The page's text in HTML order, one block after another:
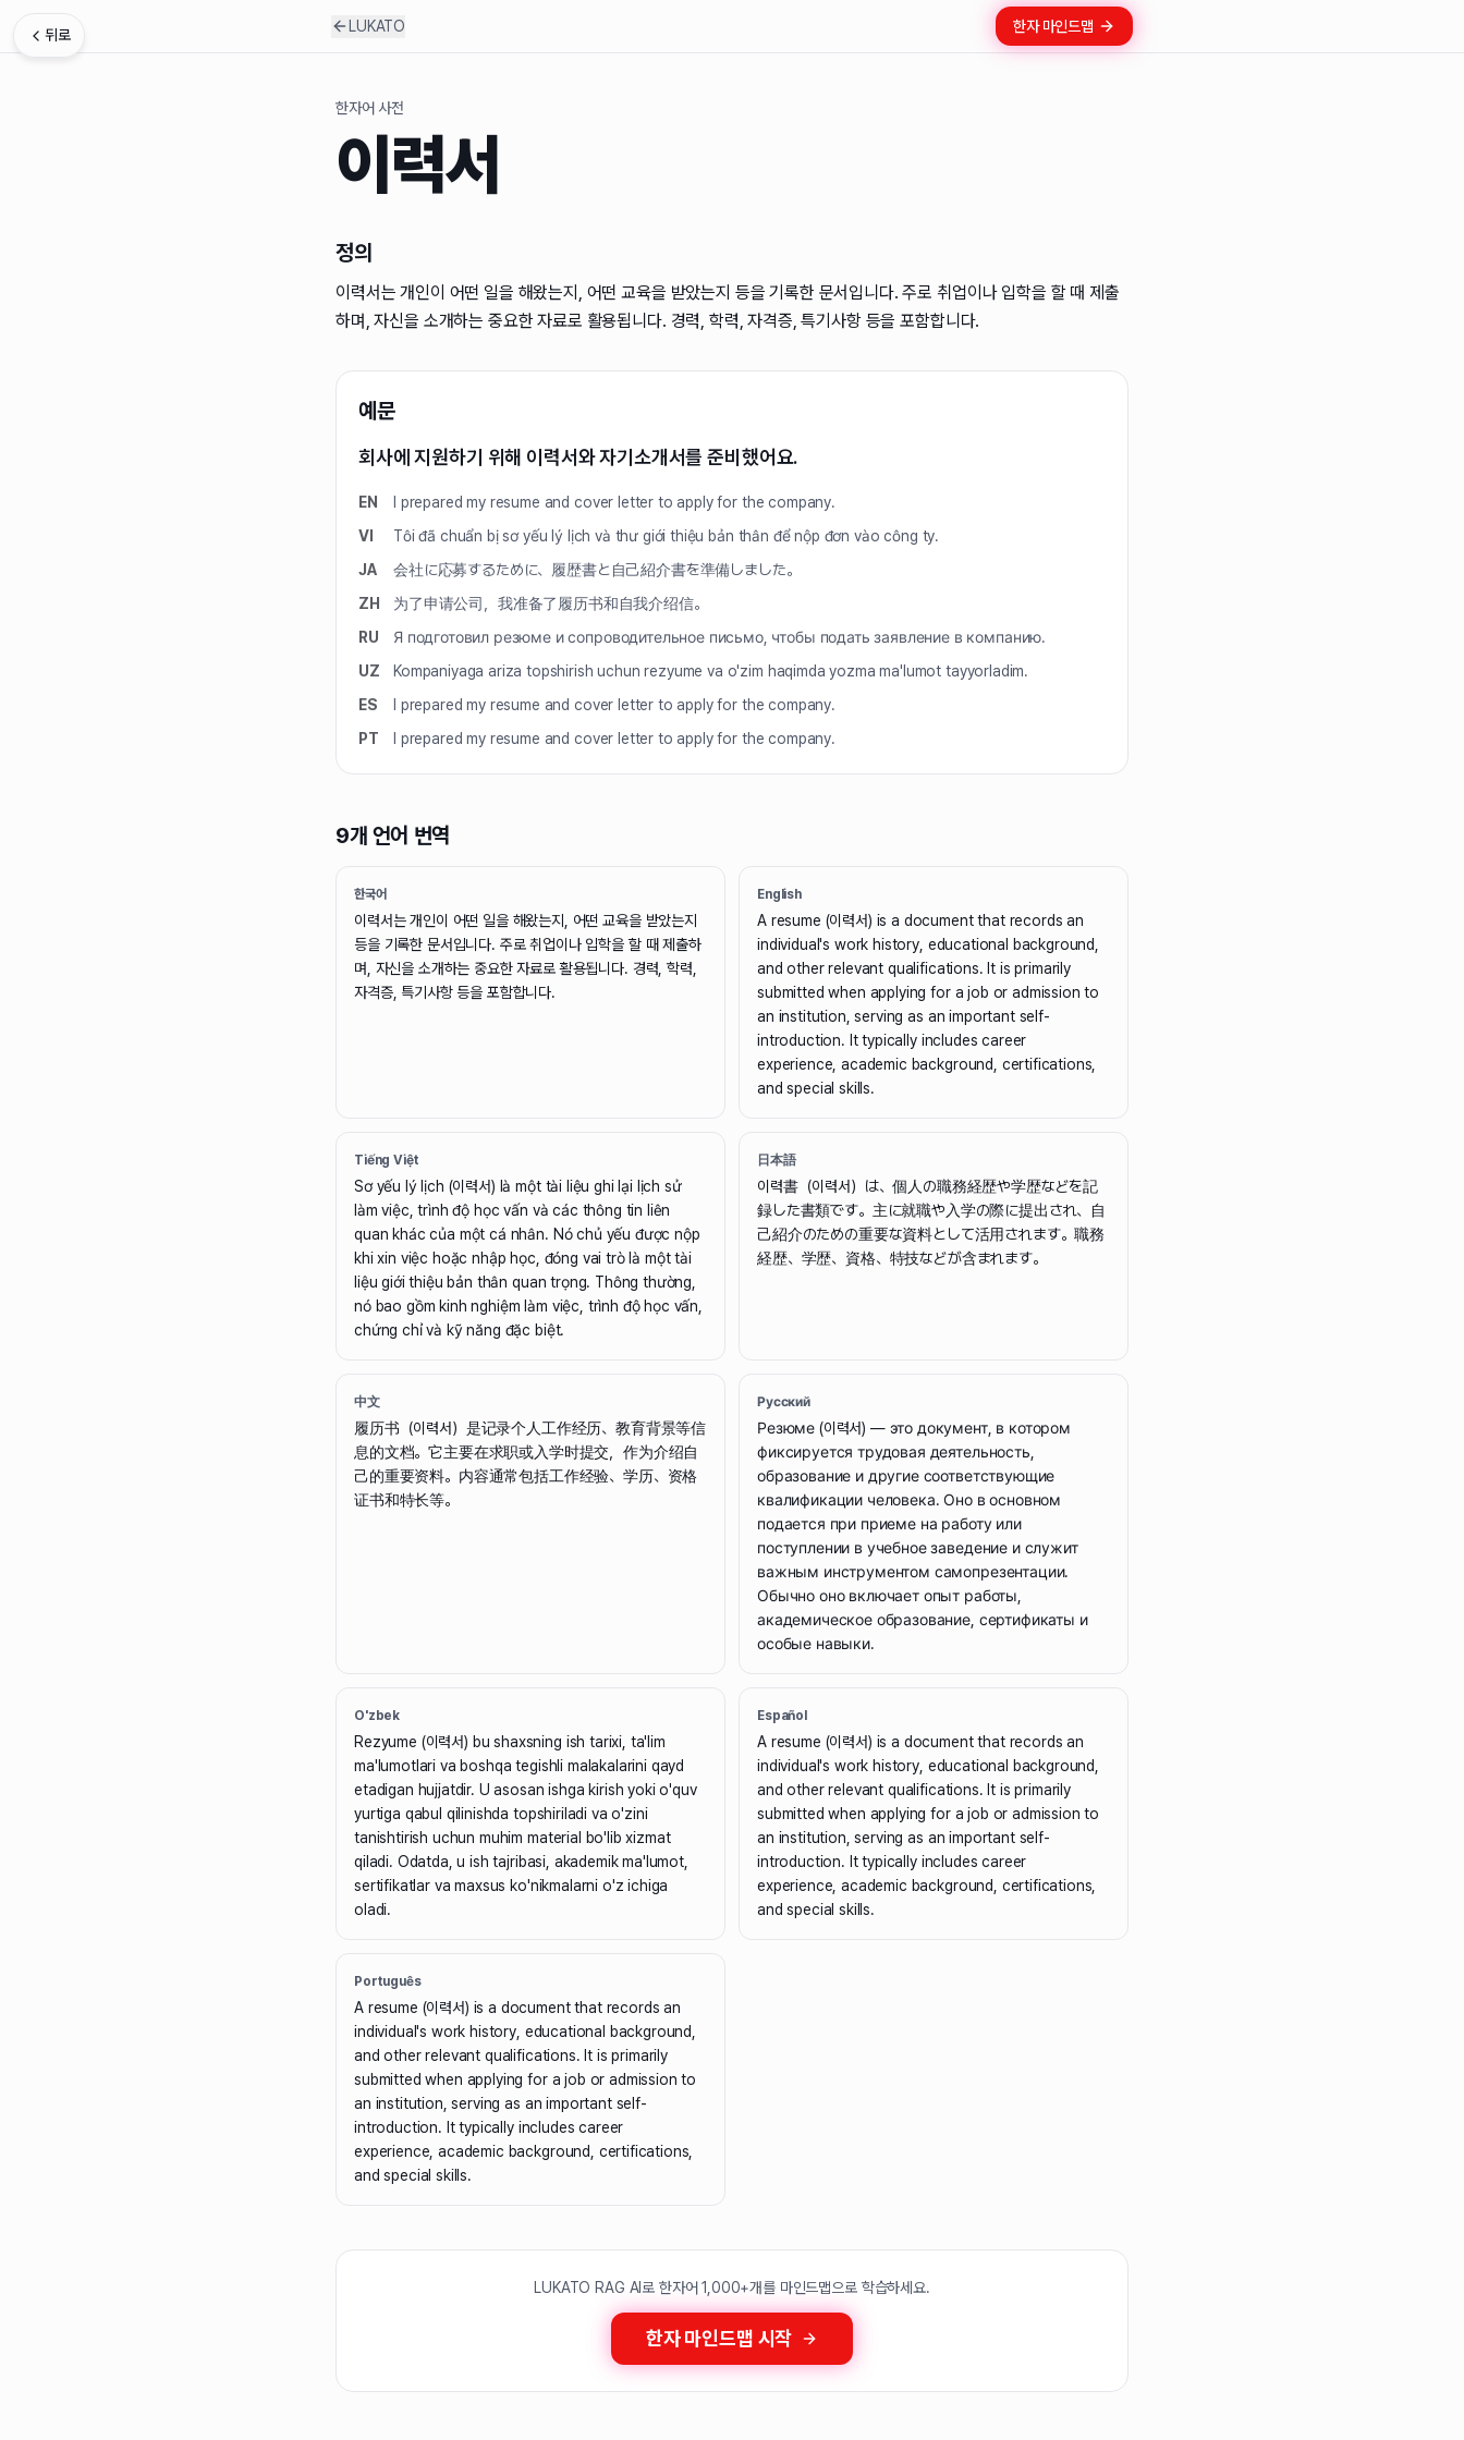
뒤로
LUKATO 한자 마인드맵
한자어 사전
이력서
정의
이력서는 개인이 어떤 일을 해왔는지, 어떤 교육을 받았는지 등을 기록한 문서입니다. 주로 취업이나 입학을 할 때 제출
하며, 자신을 소개하는 중요한 자료로 활용됩니다. 경력, 학력, 자격증, 특기사항 등을 포함합니다.
예문
회사에 지원하기 위해 이력서와 자기소개서를 준비했어요.
EN
I prepared my resume and cover letter to apply for the company.
VI
Tôi đã chuẩn bị sơ yếu lý lịch và thư giới thiệu bản thân để nộp đơn vào công ty.
JA
会社に応募するために、履歴書と自己紹介書を準備しました。
ZH
为了申请公司，我准备了履历书和自我介绍信。
RU
Я подготовил резюме и сопроводительное письмо, чтобы подать заявление в компанию.
UZ
Kompaniyaga ariza topshirish uchun rezyume va o'zim haqimda yozma ma'lumot tayyorladim.
ES
I prepared my resume and cover letter to apply for the company.
PT
I prepared my resume and cover letter to apply for the company.
9개 언어 번역
한국어
이력서는 개인이 어떤 일을 해왔는지, 어떤 교육을 받았는지
등을 기록한 문서입니다. 주로 취업이나 입학을 할 때 제출하
며, 자신을 소개하는 중요한 자료로 활용됩니다. 경력, 학력,
자격증, 특기사항 등을 포함합니다.
English
A resume (이력서) is a document that records an
individual's work history, educational background,
and other relevant qualifications. It is primarily
submitted when applying for a job or admission to
an institution, serving as an important self-
introduction. It typically includes career
experience, academic background, certifications,
and special skills.
Tiếng Việt
Sơ yếu lý lịch (이력서) là một tài liệu ghi lại lịch sử
làm việc, trình độ học vấn và các thông tin liên
quan khác của một cá nhân. Nó chủ yếu được nộp
khi xin việc hoặc nhập học, đóng vai trò là một tài
liệu giới thiệu bản thân quan trọng. Thông thường,
nó bao gồm kinh nghiệm làm việc, trình độ học vấn,
chứng chỉ và kỹ năng đặc biệt.
日本語
이력書（이력서）は、個人の職務経歴や学歴などを記
録した書類です。主に就職や入学の際に提出され、自
己紹介のための重要な資料として活用されます。職務
経歴、学歴、資格、特技などが含まれます。
中文
履历书（이력서）是记录个人工作经历、教育背景等信
息的文档。它主要在求职或入学时提交，作为介绍自
己的重要资料。内容通常包括工作经验、学历、资格
证书和特长等。
Русский
Резюме (이력서) — это документ, в котором
фиксируется трудовая деятельность,
образование и другие соответствующие
квалификации человека. Оно в основном
подается при приеме на работу или
поступлении в учебное заведение и служит
важным инструментом самопрезентации.
Обычно оно включает опыт работы,
академическое образование, сертификаты и
особые навыки.
O'zbek
Rezyume (이력서) bu shaxsning ish tarixi, ta'lim
ma'lumotlari va boshqa tegishli malakalarini qayd
etadigan hujjatdir. U asosan ishga kirish yoki o'quv
yurtiga qabul qilinishda topshiriladi va o'zini
tanishtirish uchun muhim material bo'lib xizmat
qiladi. Odatda, u ish tajribasi, akademik ma'lumot,
sertifikatlar va maxsus ko'nikmalarni o'z ichiga
oladi.
Español
A resume (이력서) is a document that records an
individual's work history, educational background,
and other relevant qualifications. It is primarily
submitted when applying for a job or admission to
an institution, serving as an important self-
introduction. It typically includes career
experience, academic background, certifications,
and special skills.
Português
A resume (이력서) is a document that records an
individual's work history, educational background,
and other relevant qualifications. It is primarily
submitted when applying for a job or admission to
an institution, serving as an important self-
introduction. It typically includes career
experience, academic background, certifications,
and special skills.
LUKATO RAG AI로 한자어 1,000+개를 마인드맵으로 학습하세요.
한자 마인드맵 시작